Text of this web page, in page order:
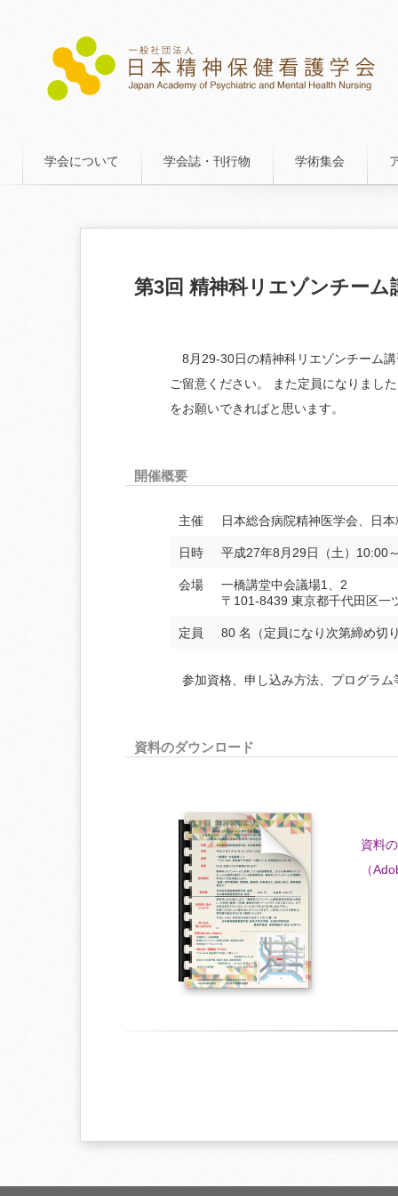
学会について 学会誌・刊行物 学術集会
第3回 精神科リエゾンチーム
8月29-30日の精神科リエゾンチーム
ご留意ください。 また定員になりまし
をお願いできればと思います。
開催概要
主催 日本総合病院精神医学会、日
日時 平成27年8月29日（土）10:00
会場
一橋講堂中会議場1、2
〒101-8439 東京都千代田区一
定員 80 名（定員になり次第締め切
参加資格、申し込み方法、プログラ
資料のダウンロード
資料
（